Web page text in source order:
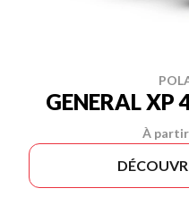
GENERAL XP
À